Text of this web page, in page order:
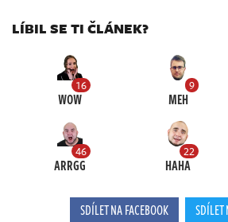
LÍBIL SE TI ČLÁNEK?
16
WOW
9
MEH
46
ARRGG
22
HAHA
SDÍLET NA FACEBOOK SDÍLET